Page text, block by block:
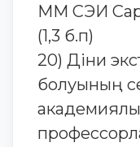
ММ СЭИ
(1,3 б.п)
20) Діни
болуының